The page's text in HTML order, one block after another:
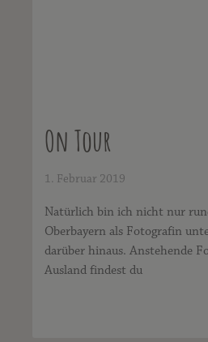
On Tour
1. Februar 2019
Natürlich bin ich nicht nur
Oberbayern als Fotografin
darüber hinaus. Anstehende
Ausland findest du